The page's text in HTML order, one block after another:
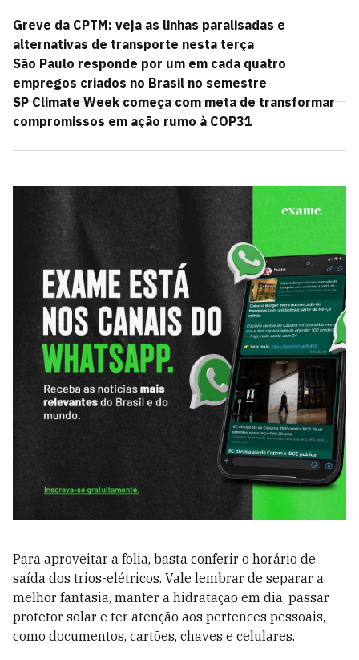
Greve da CPTM: veja as linhas paralisadas e
alternativas de transporte nesta terça
São Paulo responde por um em cada quatro
empregos criados no Brasil no semestre
SP Climate Week começa com meta de transformar
compromissos em ação rumo à COP31
Para aproveitar a folia, basta conferir o horário de
saída dos trios-elétricos. Vale lembrar de separar a
melhor fantasia, manter a hidratação em dia, passar
protetor solar e ter atenção aos pertences pessoais,
como documentos, cartões, chaves e celulares.